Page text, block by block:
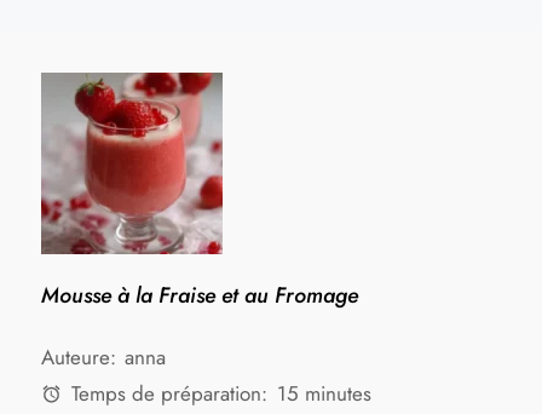
Mousse à la Fraise et au Fromage
Auteure: anna
Temps de préparation: 15 minutes